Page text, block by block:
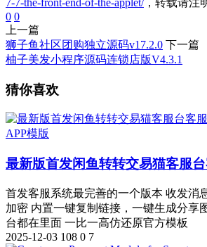
0 0
上一篇
狮子鱼社区团购独立源码v17.2.0 下一篇
柚子美发小程序源码连锁店版V4.3.1
猜你喜欢
APP模版
最新版首发闲鱼转转交易猫客服
首发客服系统最完善的一个版本 收发消
加密 内置一键复制链接，一键生成分享
台都在里面 一比一高仿还原官方模板
2025-12-03 108 0 7